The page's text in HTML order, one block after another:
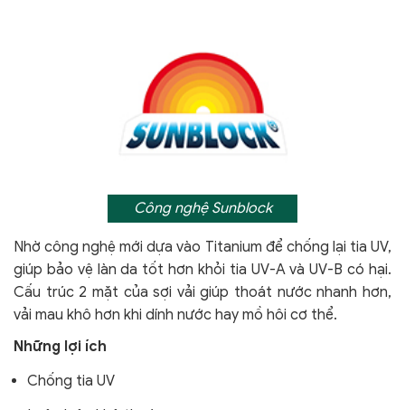
Công nghệ Sunblock
Nhờ công nghệ mới dựa vào Titanium để chống lại tia UV,
giúp bảo vệ làn da tốt hơn khỏi tia UV-A và UV-B có hại.
Cấu trúc 2 mặt của sợi vải giúp thoát nước nhanh hơn,
vải mau khô hơn khi dính nước hay mồ hôi cơ thể.
Những lợi ích
Chống tia UV